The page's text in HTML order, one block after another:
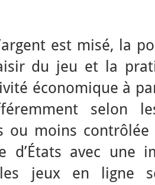
est misé, la
du jeu et la
économique à
selon
ou moins
d’États avec une
les jeux en ligne